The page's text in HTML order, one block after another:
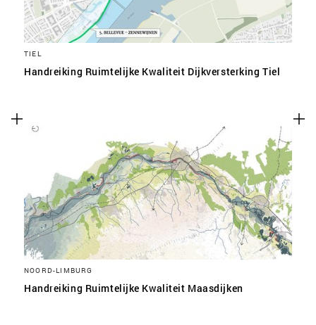
TIEL
Handreiking Ruimtelijke Kwaliteit Dijkversterking Tiel
NOORD-LIMBURG
Handreiking Ruimtelijke Kwaliteit Maasdijken